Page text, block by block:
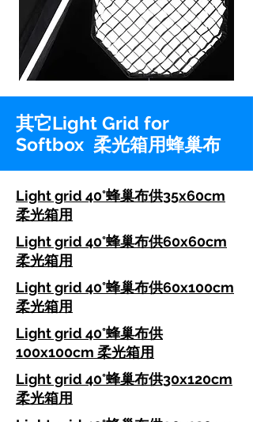
其它Light Grid for
Softbox 柔光箱用蜂巢布
Light grid 40°蜂巢布供35x60cm
柔光箱用
Light grid 40°蜂巢布供60x60cm
柔光箱用
Light grid 40°蜂巢布供60x100cm
柔光箱用
Light grid 40°蜂巢布供
100x100cm 柔光箱用
Light grid 40°蜂巢布供30x120cm
柔光箱用